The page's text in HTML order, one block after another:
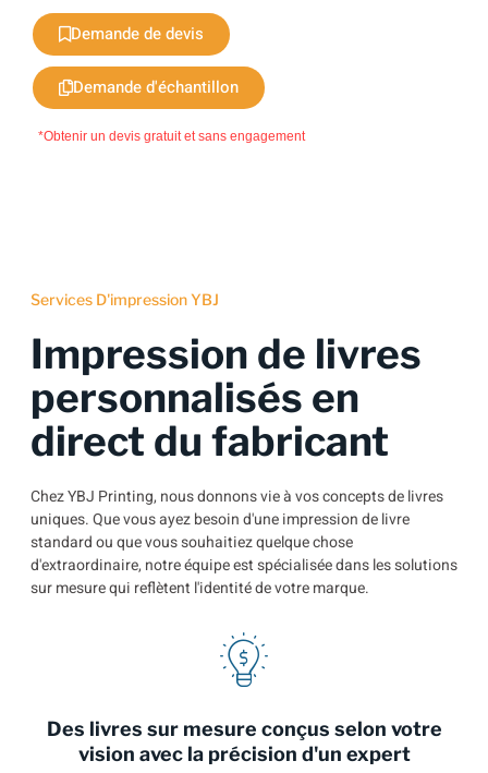
Demande de devis
Demande d'échantillon
*Obtenir un devis gratuit et sans engagement
Services D'impression YBJ
Impression de livres
personnalisés en
direct du fabricant
Chez YBJ Printing, nous donnons vie à vos concepts de livres
uniques. Que vous ayez besoin d'une impression de livre
standard ou que vous souhaitiez quelque chose
d'extraordinaire, notre équipe est spécialisée dans les solutions
sur mesure qui reflètent l'identité de votre marque.
Des livres sur mesure conçus selon votre
vision avec la précision d'un expert